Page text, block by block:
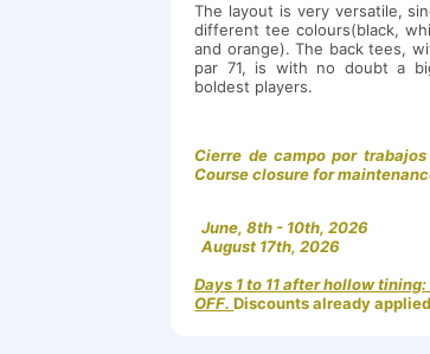
The layout is very versatile,
different tee colours(black,
and orange). The back tees,
par 71, is with no doubt a
boldest players.
Cierre de campo por
Course closure for
June, 8th - 10th, 2026
August 17th, 2026
Days 1 to 11 after hollow
OFF.Discounts already